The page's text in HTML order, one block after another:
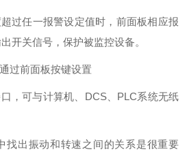
过任一报警设定值时，前面板相应报
开关信号，保护被监控设备。
过前面板按键设置
，可与计算机、 DCS、 PLC系统无纸
找出振动和转速之间的关系是很重要